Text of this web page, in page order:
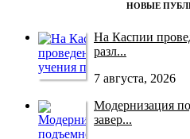
НОВЫЕ
На Каспии
разл...
7 августа, 2026
Модернизация
завер...